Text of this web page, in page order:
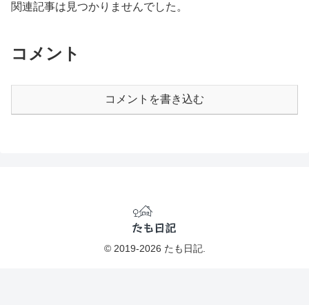
関連記事は見つかりませんでした。
コメント
コメントを書き込む
© 2019-2026 たも日記.